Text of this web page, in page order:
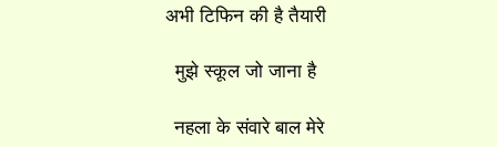
अभी टिफिन की है तैयारी
मुझे स्कूल जो जाना है
नहला के संवारे बाल मेरे